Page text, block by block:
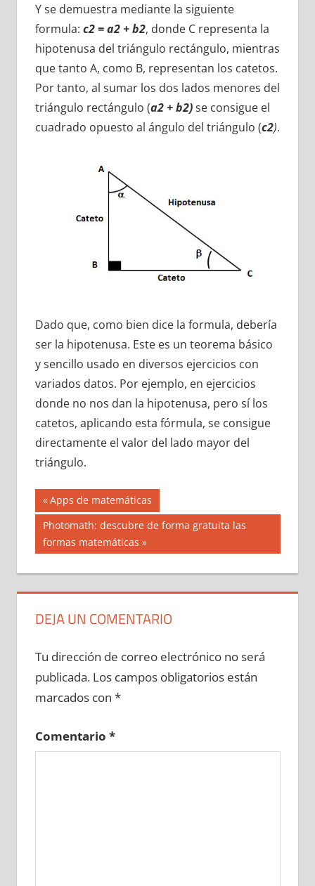
Y se demuestra mediante la siguiente
formula: c2 = a2 + b2, donde C representa la
hipotenusa del triángulo rectángulo, mientras
que tanto A, como B, representan los catetos.
Por tanto, al sumar los dos lados menores del
triángulo rectángulo (a2 + b2)se consigue el
cuadrado opuesto al ángulo del triángulo (c2).
Dado que, como bien dice la formula, debería
ser la hipotenusa. Este es un teorema básico
y sencillo usado en diversos ejercicios con
variados datos. Por ejemplo, en ejercicios
donde no nos dan la hipotenusa, pero sí los
catetos, aplicando esta fórmula, se consigue
directamente el valor del lado mayor del
triángulo.
Navegación
de
entradas
Entrada
anterior:
Apps de matemáticas
Siguiente
entrada:
Photomath: descubre de forma gratuita las
formas matemáticas
DEJA UN COMENTARIO
Tu dirección de correo electrónico no será
publicada. Los campos obligatorios están
marcados con *
Comentario *